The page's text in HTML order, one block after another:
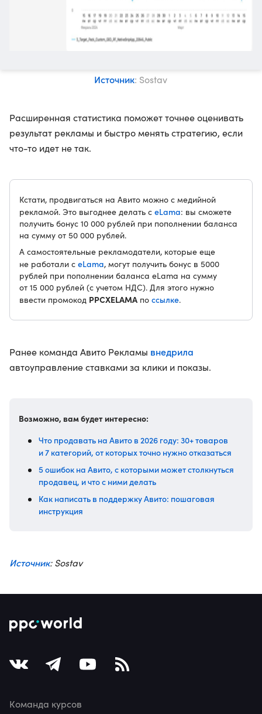
Источник: Sostav
Расширенная статистика поможет точнее оценивать
результат рекламы и быстро менять стратегию, если
что-то идет не так.
Кстати, продвигаться на Авито можно с медийной
рекламой. Это выгоднее делать с eLama: вы сможете
получить бонус 10 000 рублей при пополнении баланса
на сумму от 50 000 рублей.
А самостоятельные рекламодатели, которые еще
не работали с eLama, могут получить бонус в 5000
рублей при пополнении баланса eLama на сумму
от 15 000 рублей (с учетом НДС). Для этого нужно
ввести промокод PPCXELAMA по ссылке.
Ранее команда Авито Рекламы внедрила
автоуправление ставками за клики и показы.
Возможно, вам будет интересно:
Что продавать на Авито в 2026 году: 30+ товаров
и 7 категорий, от которых точно нужно отказаться
5 ошибок на Авито, с которыми может столкнуться
продавец, и что с ними делать
Как написать в поддержку Авито: пошаговая
инструкция
Источник: Sostav
Команда курсов